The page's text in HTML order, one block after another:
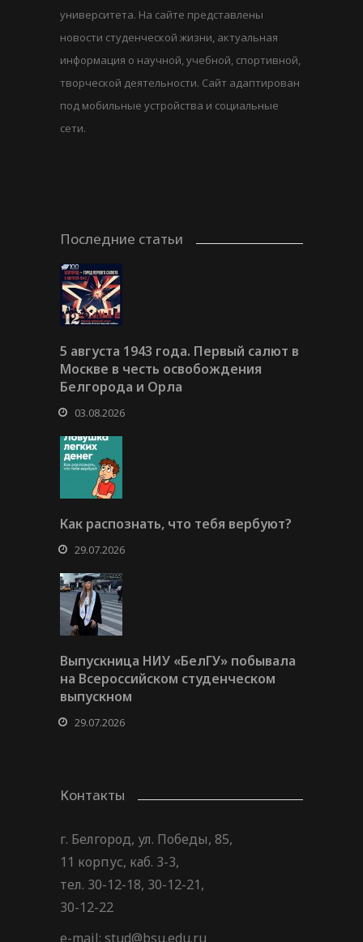
университета. На сайте представлены
новости студенческой жизни, актуальная
информация о научной, учебной, спортивной,
творческой деятельности. Сайт адаптирован
под мобильные устройства и социальные
сети.
Последние статьи
5 августа 1943 года. Первый салют в
Москве в честь освобождения
Белгорода и Орла
03.08.2026
Как распознать, что тебя вербуют?
29.07.2026
Выпускница НИУ «БелГУ» побывала
на Всероссийском студенческом
выпускном
29.07.2026
Контакты
г. Белгород, ул. Победы, 85,
11 корпус, каб. 3-3,
тел. 30-12-18, 30-12-21,
30-12-22
e-mail: stud@bsu.edu.ru